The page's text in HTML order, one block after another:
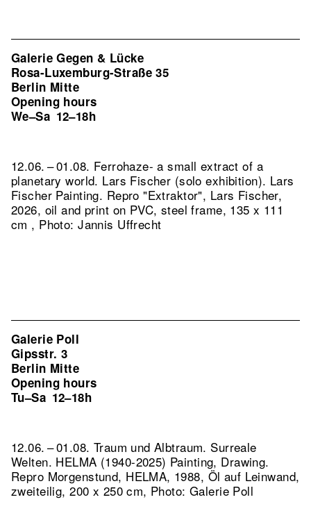
Galerie Gegen & Lücke
Rosa-Luxemburg-Straße 35
Berlin Mitte
Opening hours
We–Sa 12–18h
12.06. – 01.08. Ferrohaze- a small extract of a
planetary world. Lars Fischer (solo exhibition). Lars
Fischer Painting. Repro "Extraktor", Lars Fischer,
2026, oil and print on PVC, steel frame, 135 x 111
cm , Photo: Jannis Uffrecht
Galerie Poll
Gipsstr. 3
Berlin Mitte
Opening hours
Tu–Sa 12–18h
12.06. – 01.08. Traum und Albtraum. Surreale
Welten. HELMA (1940-2025) Painting, Drawing.
Repro Morgenstund, HELMA, 1988, Öl auf Leinwand,
zweiteilig, 200 x 250 cm, Photo: Galerie Poll